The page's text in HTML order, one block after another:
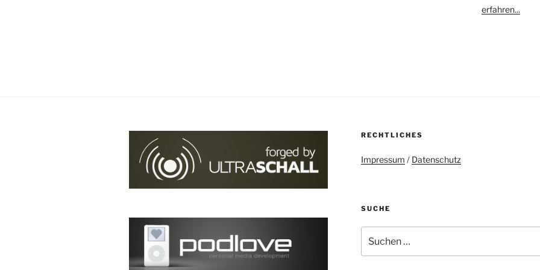
erfahren...
RECHTLICHES
Impressum / Datenschutz
SUCHE
nach: